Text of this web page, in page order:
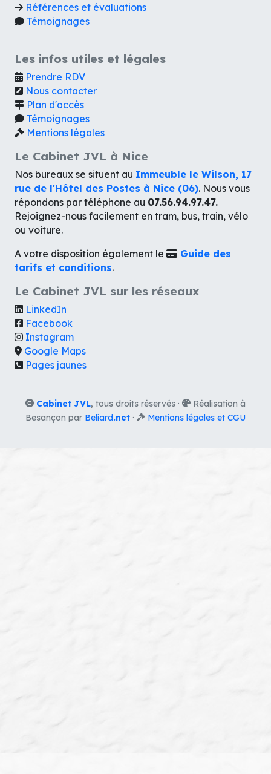
Références et évaluations
Témoignages
Les infos utiles et légales
Prendre RDV
Nous contacter
Plan d'accès
Témoignages
Mentions légales
Le Cabinet JVL à Nice
Nos bureaux se situent au Immeuble le Wilson, 17
rue de l'Hôtel des Postes à Nice (06). Nous vous
répondons par téléphone au 07.56.94.97.47.
Rejoignez-nous facilement en tram, bus, train, vélo
ou voiture.
A votre disposition également le
Guide des
tarifs et conditions.
Le Cabinet JVL sur les réseaux
LinkedIn
Facebook
Instagram
Google Maps
Pages jaunes
Cabinet JVL, tous droits réservés ·
Réalisation à
Besançon par Beliard.net · Mentions légales et CGU